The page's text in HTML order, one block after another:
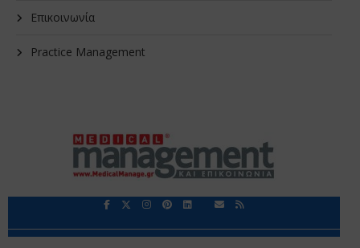
Επικοινωνία
Practice Management